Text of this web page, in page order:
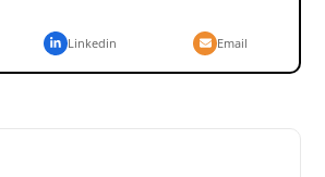
Linkedin Email